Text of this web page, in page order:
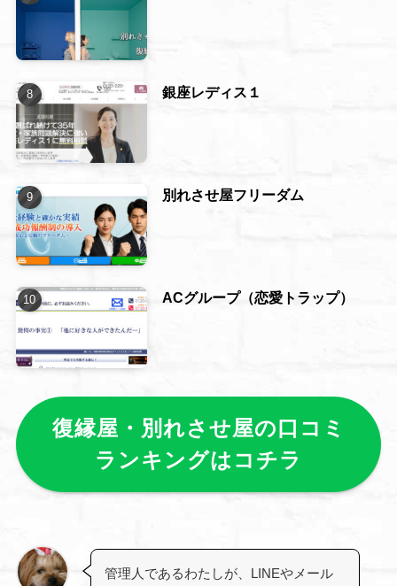
銀座レディス１
別れさせ屋フリーダム
ACグループ（恋愛トラップ）
復縁屋・別れさせ屋の口コミ
ランキングはコチラ
管理人であるわたしが、LINEやメール